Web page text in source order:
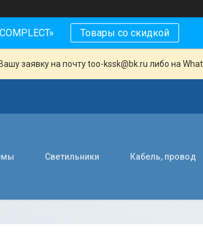
Товары со скидкой
заявку на почту too-kssk@bk.ru либо на
Светильники Кабель, провод